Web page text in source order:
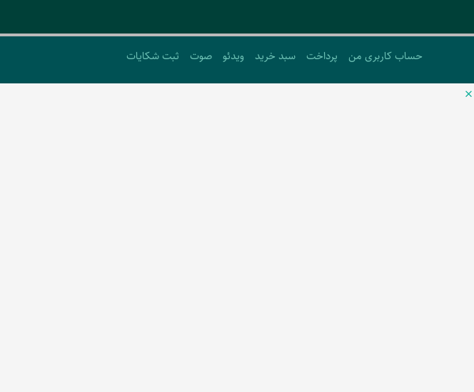
حساب کاربری من پرداخت سبد خرید ویدئو صوت ثبت شکایات